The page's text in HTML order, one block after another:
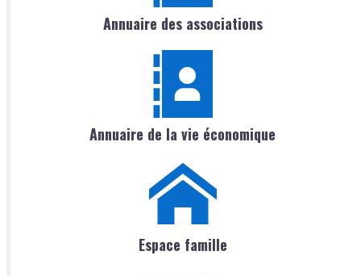
Annuaire des associations
Annuaire de la vie économique
Espace famille